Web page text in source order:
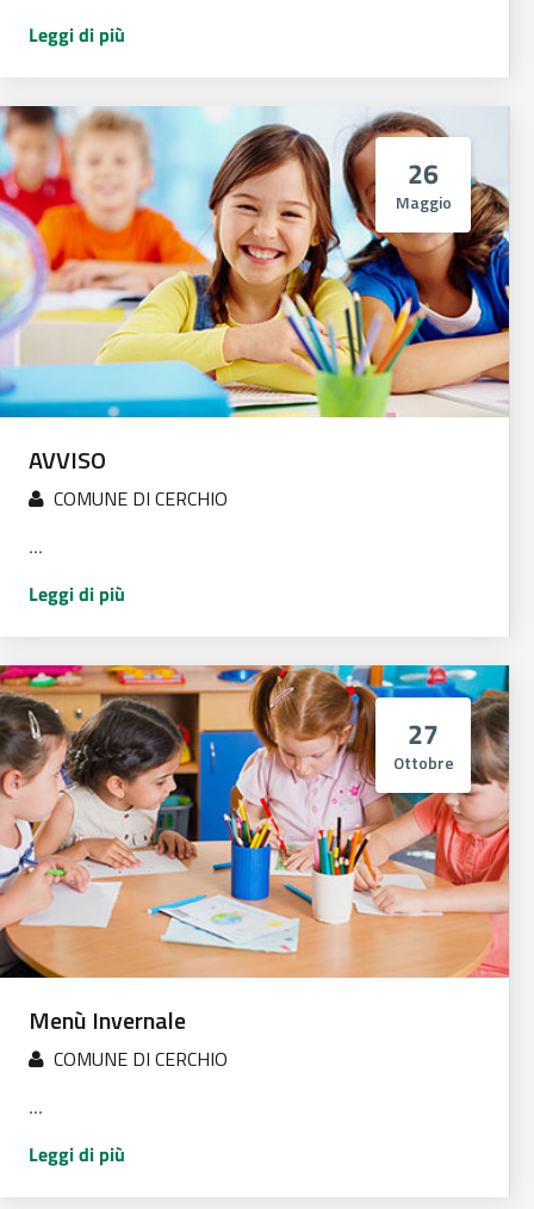
Leggi di più
26
Maggio
AVVISO
COMUNE DI CERCHIO
...
Leggi di più
27
Ottobre
Menù Invernale
COMUNE DI CERCHIO
...
Leggi di più